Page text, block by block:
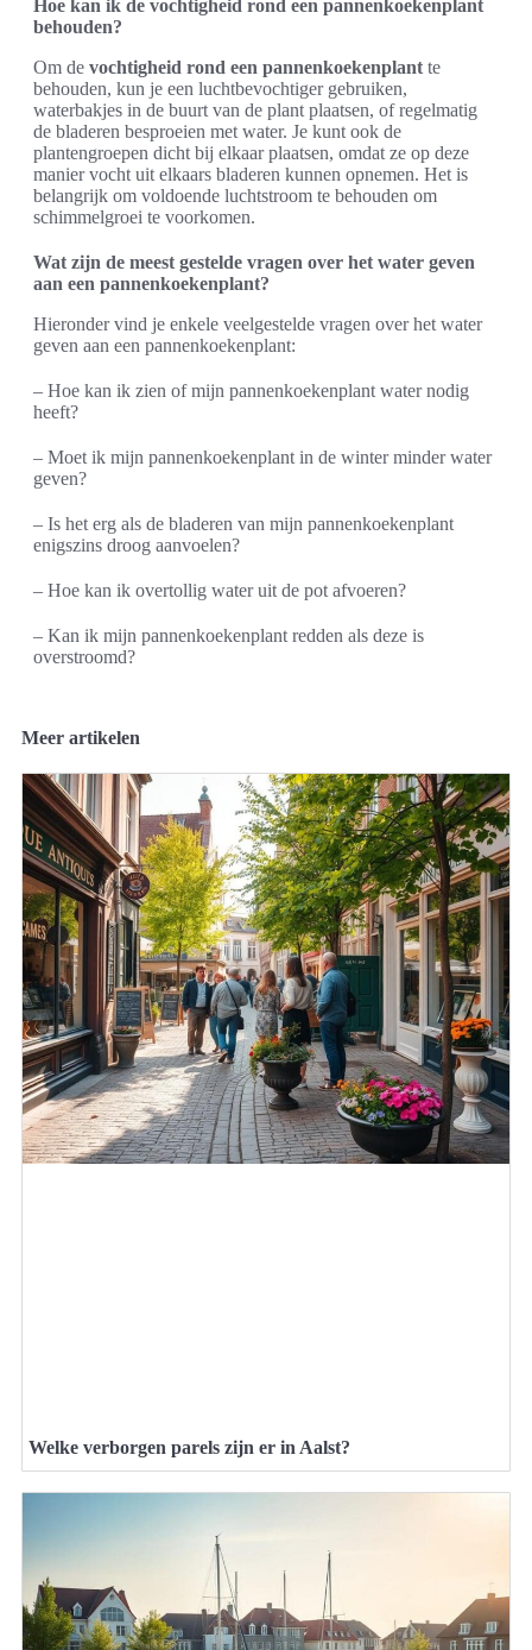
Hoe kan ik de vochtigheid rond een pannenkoekenplant
behouden?
Om de vochtigheid rond een pannenkoekenplant te
behouden, kun je een luchtbevochtiger gebruiken,
waterbakjes in de buurt van de plant plaatsen, of regelmatig
de bladeren besproeien met water. Je kunt ook de
plantengroepen dicht bij elkaar plaatsen, omdat ze op deze
manier vocht uit elkaars bladeren kunnen opnemen. Het is
belangrijk om voldoende luchtstroom te behouden om
schimmelgroei te voorkomen.
Wat zijn de meest gestelde vragen over het water geven
aan een pannenkoekenplant?
Hieronder vind je enkele veelgestelde vragen over het water
geven aan een pannenkoekenplant:
– Hoe kan ik zien of mijn pannenkoekenplant water nodig
heeft?
– Moet ik mijn pannenkoekenplant in de winter minder water
geven?
– Is het erg als de bladeren van mijn pannenkoekenplant
enigszins droog aanvoelen?
– Hoe kan ik overtollig water uit de pot afvoeren?
– Kan ik mijn pannenkoekenplant redden als deze is
overstroomd?
Meer artikelen
Welke verborgen parels zijn er in Aalst?